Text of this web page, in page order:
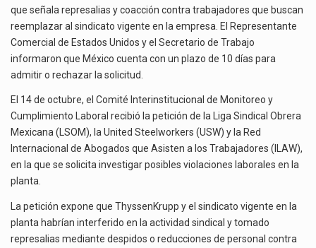
que señala represalias y coacción contra trabajadores que buscan
reemplazar al sindicato vigente en la empresa. El Representante
Comercial de Estados Unidos y el Secretario de Trabajo
informaron que México cuenta con un plazo de 10 días para
admitir o rechazar la solicitud.
El 14 de octubre, el Comité Interinstitucional de Monitoreo y
Cumplimiento Laboral recibió la petición de la Liga Sindical Obrera
Mexicana (LSOM), la United Steelworkers (USW) y la Red
Internacional de Abogados que Asisten a los Trabajadores (ILAW),
en la que se solicita investigar posibles violaciones laborales en la
planta.
La petición expone que ThyssenKrupp y el sindicato vigente en la
planta habrían interferido en la actividad sindical y tomado
represalias mediante despidos o reducciones de personal contra